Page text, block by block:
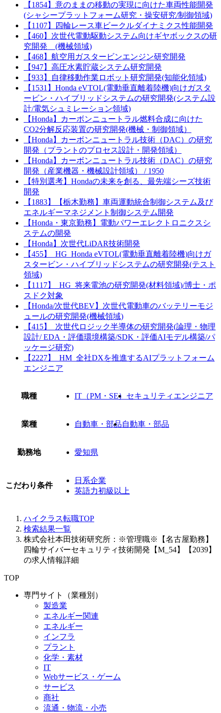
【1854】意のままの移動の実現に向けた車両性能開発
(シャシープラットフォーム研究・操安研究/制御領域)
【1107】四輪レース車ビークルダイナミクス性能開発
【460】次世代電動駆動システム向けギヤボックスの研
究開発 (機械領域)
【468】航空用ガスタービンエンジン研究開発
【947】高圧水素貯蔵システム研究開発
【933】自律移動作業ロボット研究開発(知能化領域)
【1531】Honda eVTOL(電動垂直離着陸機)向けガスタ
ービン・ハイブリッドシステムの研究開発(システム設
計/電気シュミレーション領域)
【Honda】カーボンニュートラル燃料合成に向けた
CO2分解反応装置の研究開発(機械・制御領域）
【Honda】カーボンニュートラル技術（DAC）の研究
開発（プラントのプロセス設計・開発領域）
【Honda】カーボンニュートラル技術（DAC）の研究
開発（産業機器・機械設計領域） / 1950
【特別選考】Hondaの未来を創る、最先端シーズ技術
開発
【1883】【栃木勤務】車両運動統合制御システム及び
エネルギーマネジメント制御システム開発
【Honda・東京勤務】電動パワーエレクトロニクスシ
ステムの開発
【Honda】次世代LiDAR技術開発
【455】_HG_Honda eVTOL(電動垂直離着陸機)向けガ
スタービン・ハイブリッドシステムの研究開発(テスト
領域)
【1117】_HG_将来電池の研究開発(材料領域)/博士・ポ
スドク対象
【Honda/次世代BEV】次世代電動車のバッテリーモジ
ュールの研究開発(機械領域)
【415】_次世代ロジック半導体の研究開発(論理・物理
設計/ EDA・評価環境構築/SDK・評価AIモデル構築/パ
ッケージ研究)
【2227】_HM_全社DXを推進するAIプラットフォーム
エンジニア
職種 IT（PM・SE） セキュリティエンジニア
業種 自動車・部品自動車・部品
勤務地 愛知県
こだわり条件
日系企業
英語力初級以上
ハイクラス転職TOP
検索結果一覧
株式会社本田技術研究所：※管理職※【名古屋勤務】
四輪サイバーセキュリティ技術開発【M_54】【2039】
の求人情報詳細
TOP
専門サイト（業種別）
製造業
エネルギー関連
エネルギー
インフラ
プラント
化学・素材
IT
Webサービス・ゲーム
サービス
商社
流通・物流・小売